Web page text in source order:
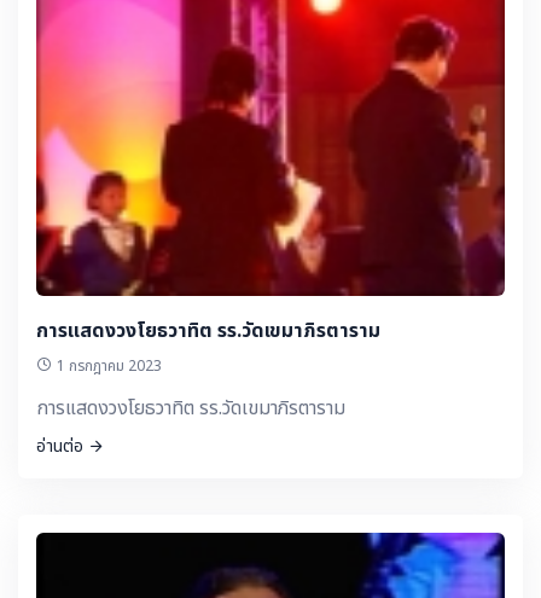
การแสดงวงโยธวาทิต รร.วัดเขมาภิรตาราม
1 กรกฎาคม 2023
การแสดงวงโยธวาทิต รร.วัดเขมาภิรตาราม
อ่านต่อ